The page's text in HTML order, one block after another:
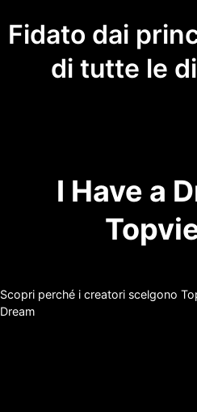
Fidato dai
di tutte le
I Have a
Scopri perché i creatori scelgono
Dream